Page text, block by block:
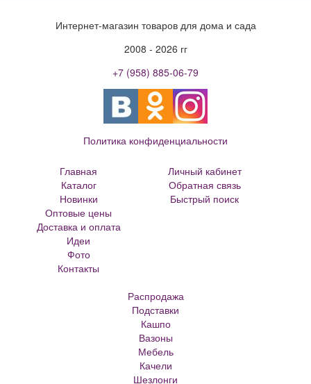
Интернет-магазин товаров для дома и сада
2008 - 2026 гг
+7 (958) 885-06-79
Политика конфиденциальности
Главная
Каталог
Новинки
Оптовые цены
Доставка и оплата
Идеи
Фото
Контакты
Личный кабинет
Обратная связь
Быстрый поиск
Кашпо из ротанга
Матрасы Аскона
Кашпо металлическое
Кашпо для елки
Кашпо с самоливом
Кашпо с автополивом
Распродажа
Подставки
Кашпо
Вазоны
Мебель
Качели
Шезлонги